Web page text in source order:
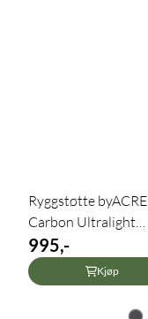
Ryggstøtte byACRE
Carbon Ultralight
(Fjord)
995,-
Kjøp